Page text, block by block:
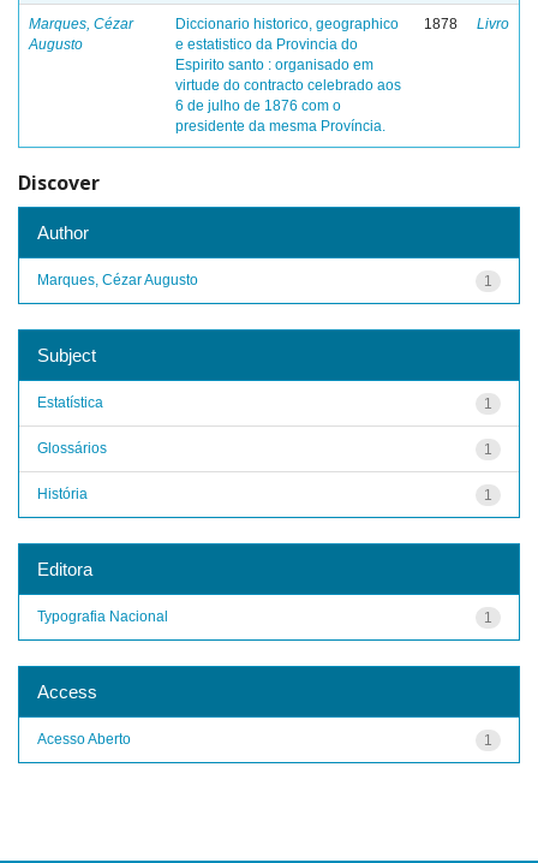
Marques, Cézar
Augusto
Diccionario historico, geographico
e estatistico da Provincia do
Espirito santo : organisado em
virtude do contracto celebrado aos
6 de julho de 1876 com o
presidente da mesma Província.
1878 Livro
Discover
Author
1
Marques, Cézar Augusto
Subject
1
Estatística
1
Glossários
1
História
Editora
1
Typografia Nacional
Access
1
Acesso Aberto